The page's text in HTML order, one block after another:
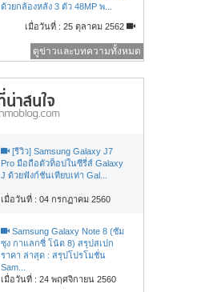
ด้วยกล้องหลัง 3 ตัว 48MP พ...
เมื่อวันที่ : 25 ตุลาคม 2562
ดูข่าวและบทความทั้งหมด
[รีวิว] Samsung Galaxy J7
Pro มือถือตัวท็อปในซีรี่ส์ Galaxy
J ด้วยฟังก์ชันเทียบเท่า Gal...
เมื่อวันที่ : 04 กรกฏาคม 2560
Samsung Galaxy Note 8 (ซัม
ซุง กาแลกซี่ โน้ต 8) สรุปสเปก
ราคา ล่าสุด : สรุปโปรโมชั่น
Sam...
เมื่อวันที่ : 24 พฤศจิกายน 2560